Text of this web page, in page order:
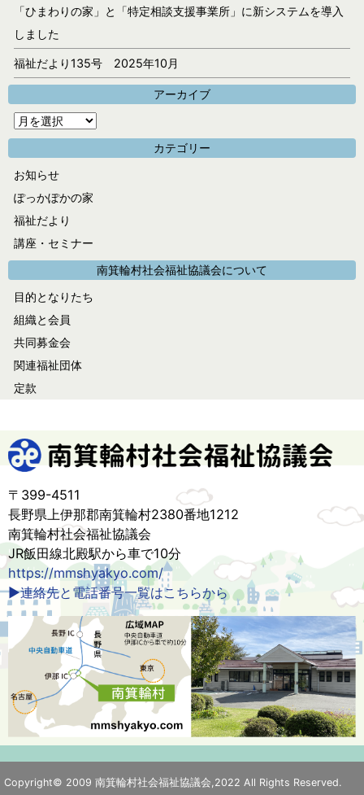
「ひまわりの家」と「特定相談支援事業所」に新システムを導入
しました
福祉だより135号 2025年10月
アーカイブ
ア
ー
カテゴリー
お知らせ
ぽっかぽかの家
福祉だより
講座・セミナー
南箕輪村社会福祉協議会について
目的となりたち
組織と会員
共同募金会
関連福祉団体
定款
〒399-4511
長野県上伊那郡南箕輪村2380番地1212
南箕輪村社会福祉協議会
JR飯田線北殿駅から車で10分
https://mmshyakyo.com/
▶連絡先と電話番号一覧はこちらから
Copyright© 2009 南箕輪村社会福祉協議会,2022 All Rights Reserved.